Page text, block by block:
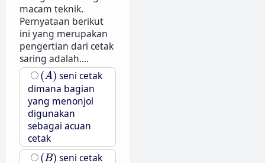
macam teknik.
Pernyataan berikut
ini yang merupakan
pengertian dari cetak
saring adalah....
(A)
(A) seni cetak
dimana bagian
yang menonjol
digunakan
sebagai acuan
cetak
(B)
(B) seni cetak